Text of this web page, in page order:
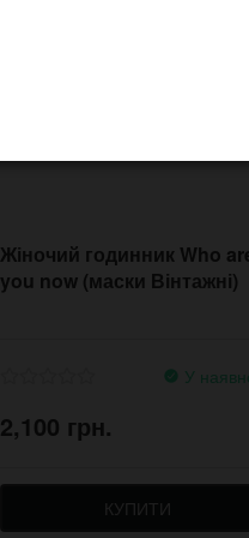
Жіночий годинник Who
you now (маски Вінтажні)
У
2,100 грн.
КУПИТИ